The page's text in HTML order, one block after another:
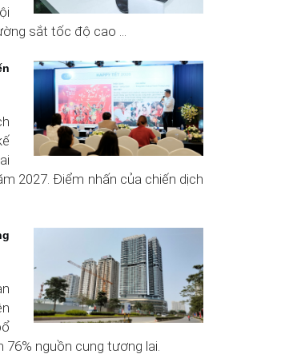
sắt tốc độ cao ...
2027. Điểm nhấn của chiến dịch
nguồn cung tương lai.